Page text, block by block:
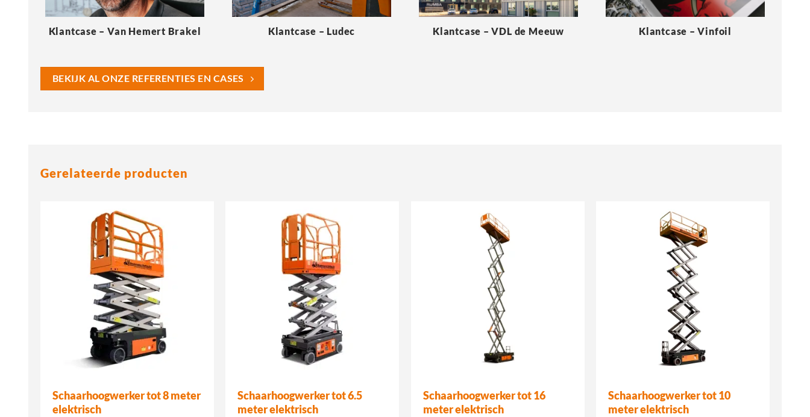
Klantcase – Van Hemert Brakel Klantcase – Ludec Klantcase – VDL de Meeuw Klantcase – Vinfoil
BEKIJK AL ONZE REFERENTIES EN CASES
Gerelateerde producten
Schaarhoogwerker tot 8 meter
elektrisch
Schaarhoogwerker tot 6.5
meter elektrisch
Schaarhoogwerker tot 16
meter elektrisch
Schaarhoogwerker tot 10
meter elektrisch